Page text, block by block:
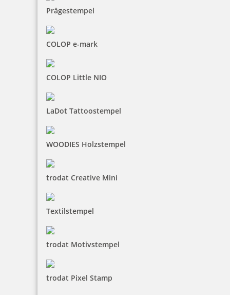
Prägestempel
COLOP e-mark
COLOP Little NIO
LaDot Tattoostempel
WOODIES Holzstempel
trodat Creative Mini
Textilstempel
trodat Motivstempel
trodat Pixel Stamp